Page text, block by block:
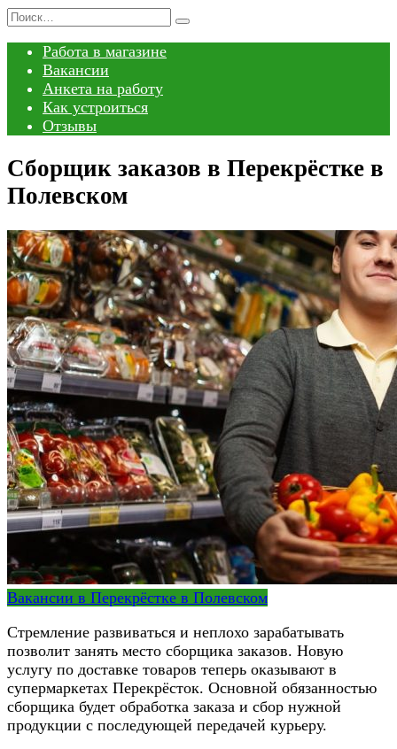
Перейти
содержанию
Search
Работа в магазине
Вакансии
Анкета на работу
Как устроиться
Отзывы
Сборщик заказов в Перекрёстке в
Полевском
Вакансии в Перекрёстке в Полевском
Стремление развиваться и неплохо зарабатывать
позволит занять место сборщика заказов. Новую
услугу по доставке товаров теперь оказывают в
супермаркетах Перекрёсток. Основной обязанностью
сборщика будет обработка заказа и сбор нужной
продукции с последующей передачей курьеру.